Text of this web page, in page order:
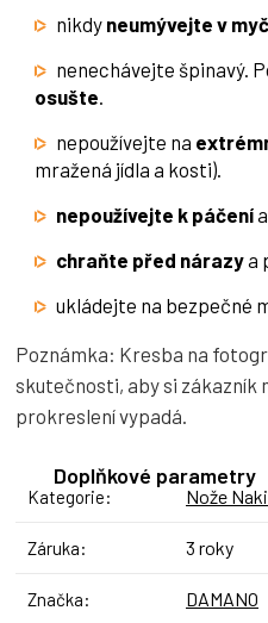
nikdy neumývejte v
nenechávejte špinavý.
osušte
nepoužívejte na
mražená jídla a kosti).
nepoužívejte k páčení
chraňte před nárazya
ukládejte na bezpečné
Poznámka: Kresba na
skutečnosti, aby si zákazník
prokreslení vypadá.
Doplňkové parametry
Kategorie: Nože
Záruka: 3 roky
Značka: DAMANO